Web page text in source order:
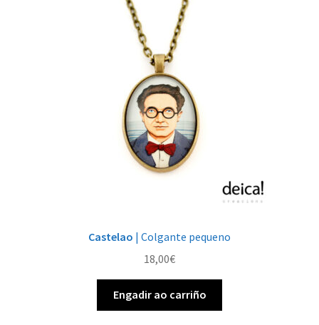
Castelao | Colgante pequeno
18,00€
Engadir ao carriño